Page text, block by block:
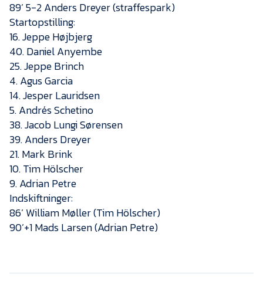
89’ 5-2 Anders Dreyer (straffespark)
Startopstilling:
16. Jeppe Højbjerg
40. Daniel Anyembe
25. Jeppe Brinch
4. Agus Garcia
14. Jesper Lauridsen
5. Andrés Schetino
38. Jacob Lungi Sørensen
39. Anders Dreyer
21. Mark Brink
10. Tim Hölscher
9. Adrian Petre
Indskiftninger:
86’ William Møller (Tim Hölscher)
90’+1 Mads Larsen (Adrian Petre)